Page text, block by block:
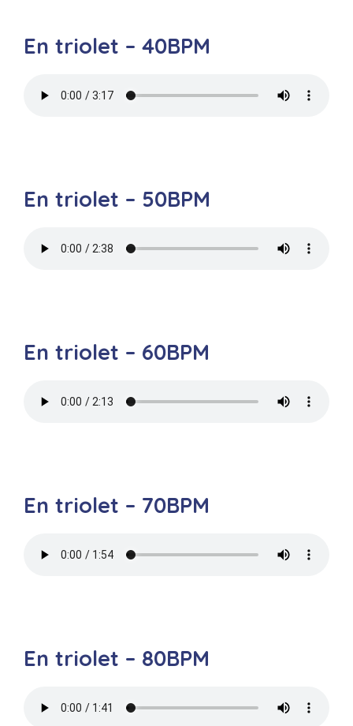
En triolet – 40BPM
En triolet – 50BPM
En triolet – 60BPM
En triolet – 70BPM
En triolet – 80BPM